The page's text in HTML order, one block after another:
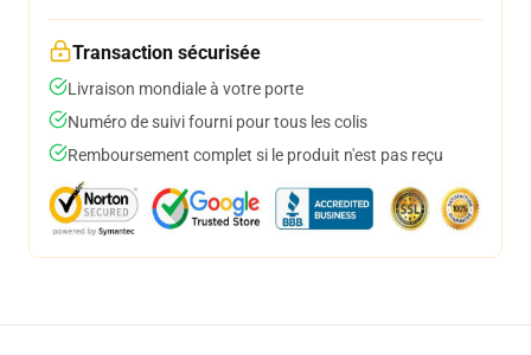
Transaction sécurisée
Livraison mondiale à votre porte
Numéro de suivi fourni pour tous les colis
Remboursement complet si le produit n'est pas reçu